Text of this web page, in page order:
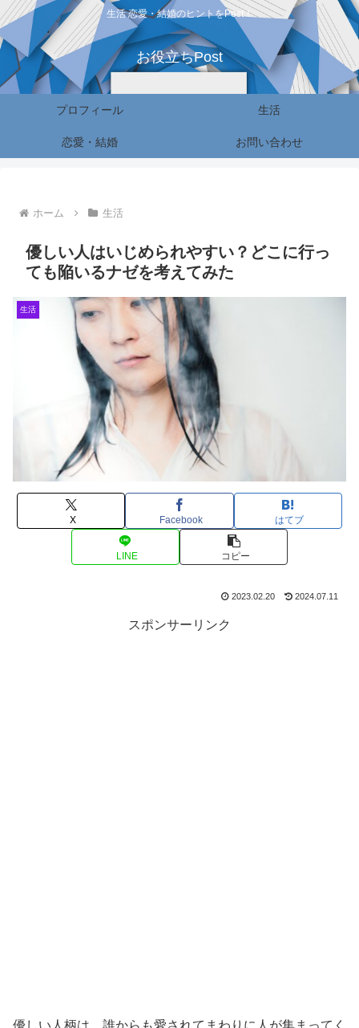
生活 恋愛・結婚のヒントをPost！
お役立ちPost
プロフィール 生活
恋愛・結婚 お問い合わせ
ホーム 生活
優しい人はいじめられやすい？どこに行っ
ても陥いるナゼを考えてみた
生活
X Facebook はてブ
LINE コピー
2023.02.20 2024.07.11
スポンサーリンク
優しい人柄は、誰からも愛されてまわりに人が集まってく